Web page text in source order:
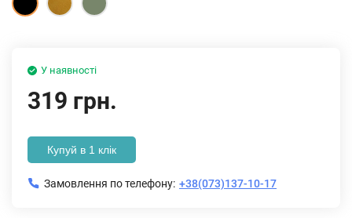
У наявності
319 грн.
Купуй в 1 клік
Замовлення по телефону: +38(073)137-10-17